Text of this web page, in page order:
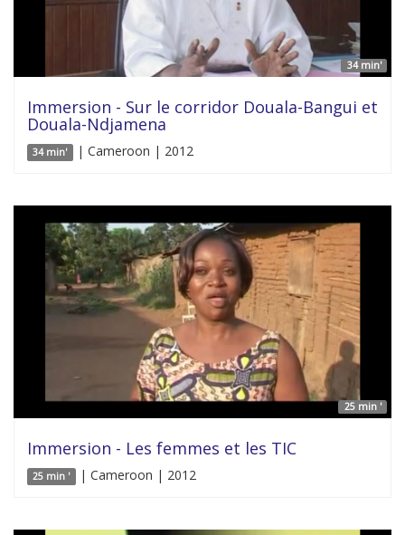
34 min'
Immersion - Sur le corridor Douala-Bangui et
Douala-Ndjamena
34 min' | Cameroon | 2012
25 min '
Immersion - Les femmes et les TIC
25 min ' | Cameroon | 2012